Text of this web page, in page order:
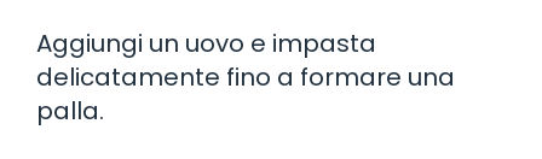
Aggiungi un uovo e impasta
delicatamente fino a formare una
palla.